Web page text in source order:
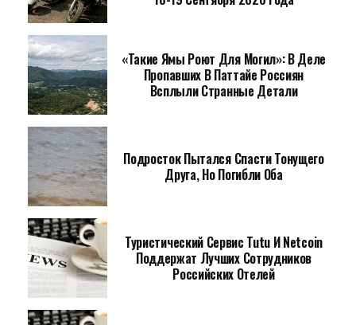
«Такие Ямы Роют Для Могил»: В Деле
Пропавших В Паттайе Россиян
Всплыли Странные Детали
Подросток Пытался Спасти Тонущего
Друга, Но Погибли Оба
Туристический Сервис Tutu И Netcoin
Поддержат Лучших Сотрудников
Российских Отелей